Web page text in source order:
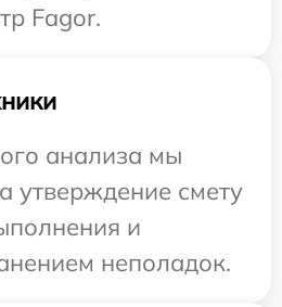
Fagor.
анализа мы
утверждение смету
и
неполадок.